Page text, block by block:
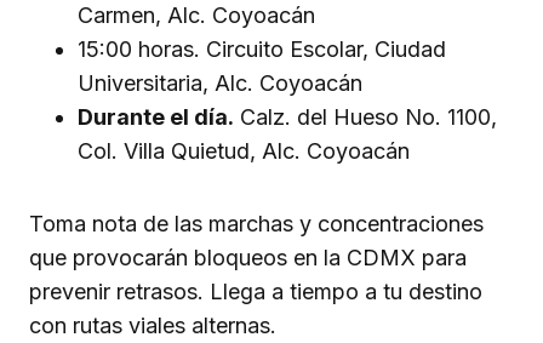
Carmen, Alc. Coyoacán
15:00 horas. Circuito Escolar, Ciudad
Universitaria, Alc. Coyoacán
Durante el día. Calz. del Hueso No. 1100,
Col. Villa Quietud, Alc. Coyoacán
Toma nota de las marchas y concentraciones
que provocarán bloqueos en la CDMX para
prevenir retrasos. Llega a tiempo a tu destino
con rutas viales alternas.